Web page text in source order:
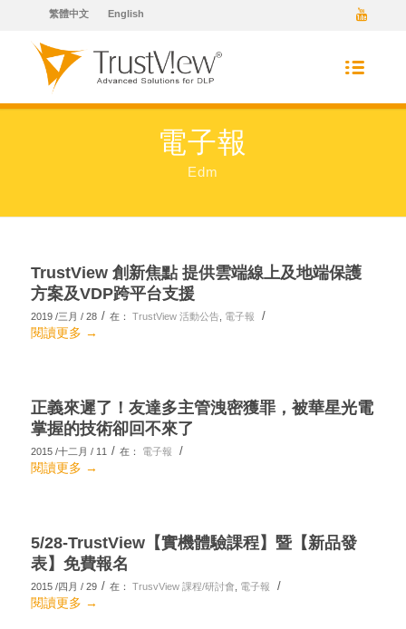
繁體中文 English
電子報
Edm
TrustView 創新焦點 提供雲端線上及地端保護
方案及VDP跨平台支援
2019 /三月 / 28 / 在： TrustView 活動公告, 電子報 /
閱讀更多 →
正義來遲了！友達多主管洩密獲罪，被華星光電
掌握的技術卻回不來了
2015 /十二月 / 11 / 在： 電子報 /
閱讀更多 →
5/28-TrustView【實機體驗課程】暨【新品發
表】免費報名
2015 /四月 / 29 / 在： TrusvView 課程/研討會 電子報 /
閱讀更多 →